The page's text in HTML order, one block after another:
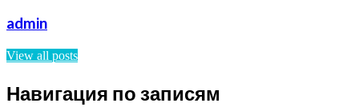
admin
View all posts
Навигация по записям